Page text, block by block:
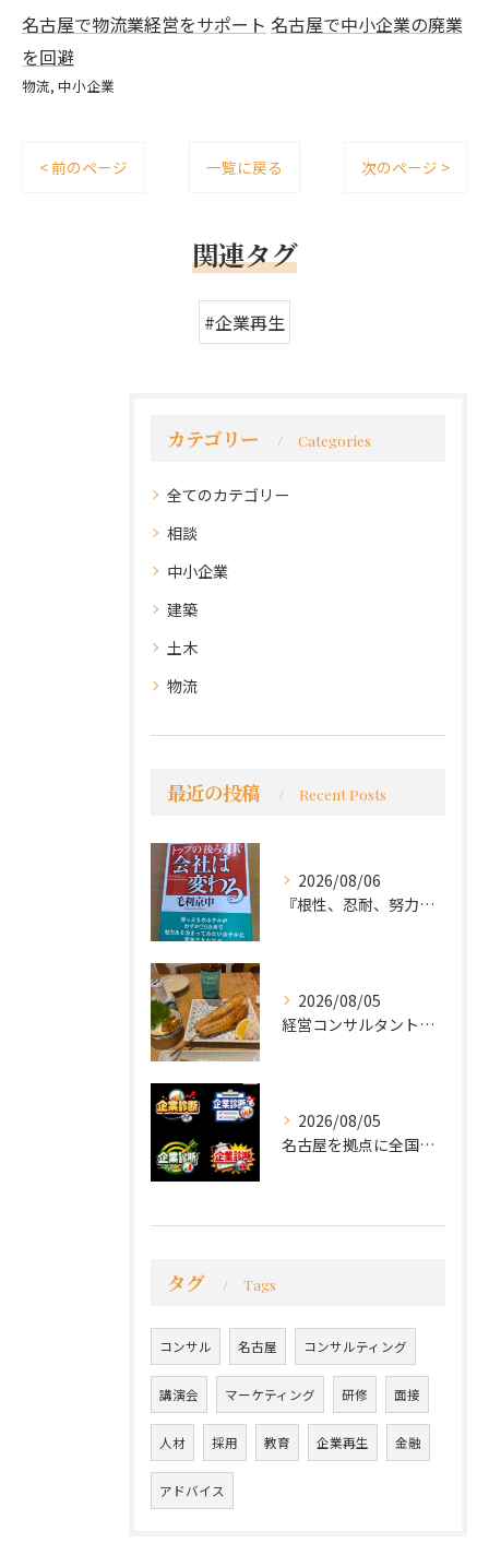
名古屋で物流業経営をサポート 名古屋で中小企業の廃業
を回避
物流 中小企業
< 前のページ 一覧に戻る 次のページ >
関連タグ
#企業再生
カテゴリー Categories
全てのカテゴリー
相談
中小企業
建築
土木
物流
最近の投稿 Recent Posts
2026/08/06
『根性、忍耐、努力という言葉は死語なのか』
2026/08/05
経営コンサルタントのモーちゃん・毛利京申です。
2026/08/05
名古屋を拠点に全国で活動する 経営コンサルタントの 毛利京申...
タグ Tags
コンサル 名古屋 コンサルティング
講演会 マーケティング 研修 面接
人材 採用 教育 企業再生 金融
アドバイス